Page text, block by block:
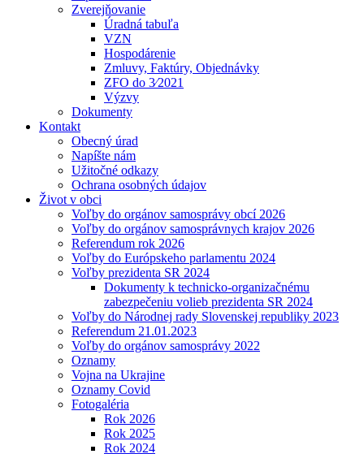
Zverejňovanie
Úradná tabuľa
VZN
Hospodárenie
Zmluvy, Faktúry, Objednávky
ZFO do 3⁄2021
Výzvy
Dokumenty
Kontakt
Obecný úrad
Napíšte nám
Užitočné odkazy
Ochrana osobných údajov
Život v obci
Voľby do orgánov samosprávy obcí 2026
Voľby do orgánov samosprávnych krajov 2026
Referendum rok 2026
Voľby do Európskeho parlamentu 2024
Voľby prezidenta SR 2024
Dokumenty k technicko-organizačnému
zabezpečeniu volieb prezidenta SR 2024
Voľby do Národnej rady Slovenskej republiky 2023
Referendum 21.01.2023
Voľby do orgánov samosprávy 2022
Oznamy
Vojna na Ukrajine
Oznamy Covid
Fotogaléria
Rok 2026
Rok 2025
Rok 2024